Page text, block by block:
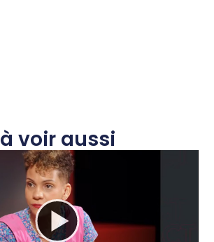
à voir aussi